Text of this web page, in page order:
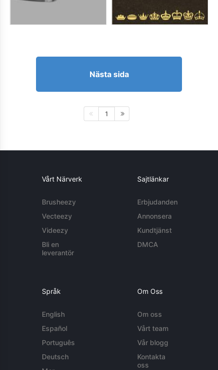
Nästa sida
1
Vårt Närverk
Brusheezy
Vecteezy
Videezy
Bli en
leverantör
Sajtlänkar
Erbjudanden
Annonsera
Kundtjänst
DMCA
Språk
English
Español
Português
Deutsch
Om Oss
Om oss
Vårt team
Vår blogg
Kontakta
oss